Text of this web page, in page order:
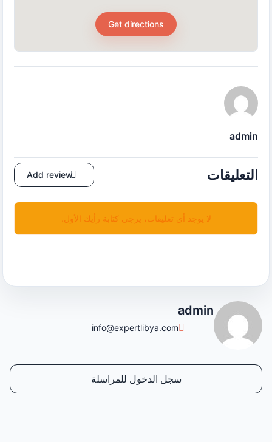
Get directions
admin
التعليقات Add review
لا يوجد أي تعليقات، يرجى كتابة رأيك الأول.
admin
info@expertlibya.com
سجل الدخول للمراسلة